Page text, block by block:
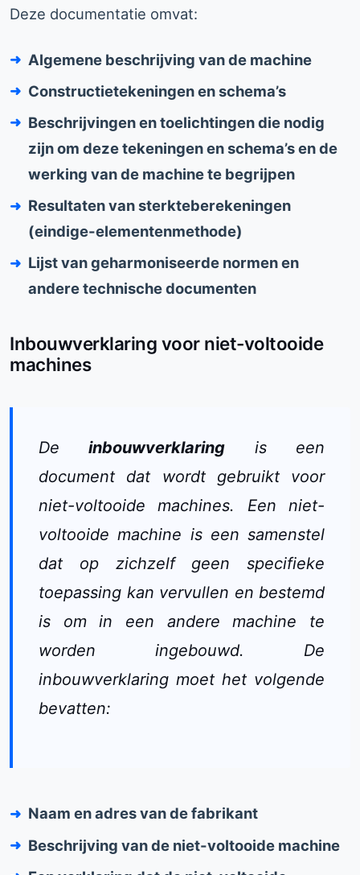
Deze documentatie omvat:
Algemene beschrijving van de machine
Constructietekeningen en schema’s
Beschrijvingen en toelichtingen die nodig
zijn om deze tekeningen en schema’s en de
werking van de machine te begrijpen
Resultaten van sterkteberekeningen
(eindige-elementenmethode)
Lijst van geharmoniseerde normen en
andere technische documenten
Inbouwverklaring voor niet-voltooide
machines
Deinbouwverklaring is een
document dat wordt gebruikt voor
niet-voltooide machines. Een niet-
voltooide machine is een samenstel
dat op zichzelf geen specifieke
toepassing kan vervullen en bestemd
is om in een andere machine te
worden ingebouwd. De
inbouwverklaring moet het volgende
bevatten:
Naam en adres van de fabrikant
Beschrijving van de niet-voltooide machine